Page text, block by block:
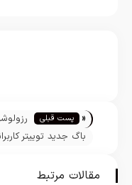
« پست قبلی
شدباگ جدید توییتر
مقالات مرتبط